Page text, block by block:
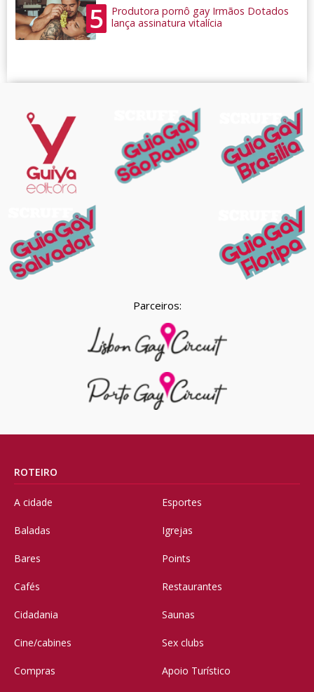
5
Produtora pornô gay Irmãos Dotados
lança assinatura vitalícia
Parceiros:
ROTEIRO
A cidade
Baladas
Bares
Cafés
Cidadania
Cine/cabines
Compras
Esportes
Igrejas
Points
Restaurantes
Saunas
Sex clubs
Apoio Turístico